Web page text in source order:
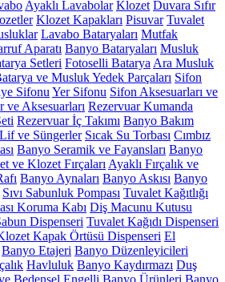
Ayaklı Lavabolar Klozet Duvara Sıfır
Klozet Kapakları Pisuvar Tuvalet
Lavabo Bataryaları Mutfak
Aparatı Banyo Bataryaları Musluk
Setleri Fotoselli Batarya Ara Musluk
ve Musluk Yedek Parçaları Sifon
Sifonu Yer Sifonu Sifon Aksesuarları ve
ve Aksesuarları Rezervuar Kumanda
Rezervuar İç Takımı Banyo Bakım
Lif ve Süngerler Sıcak Su Torbası Cımbız
Banyo Seramik ve Fayansları Banyo
ve Klozet Fırçaları Ayaklı Fırçalık ve
Banyo Aynaları Banyo Askısı Banyo
Sıvı Sabunluk Pompası Tuvalet Kağıtlığı
Koruma Kabı Diş Macunu Kutusu
Dispenseri Tuvalet Kağıdı Dispenseri
Kapak Örtüsü Dispenseri El
Banyo Etajeri Banyo Düzenleyicileri
Havluluk Banyo Kaydırmazı Duş
Bedensel Engelli Banyo Ürünleri Banyo